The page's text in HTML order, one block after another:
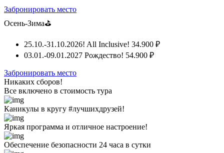
Забронировать место
Осень-Зима⛳
25.10.-31.10.2026! All Inclusive! 34.900 ₽
03.01.-09.01.2027 Рождество! 54.900 ₽
Забронировать место
Никаких сборов!
Все включено в стоимость тура
Каникулы в кругу #лучшихдрузей!
Яркая программа и отличное настроение!
Обеспечение безопасности 24 часа в сутки